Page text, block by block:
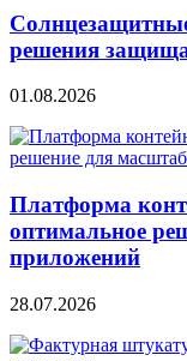
решения
01.08.2026
Платформа
оптимальное
приложений
28.07.2026